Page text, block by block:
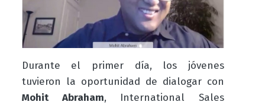
Durante el primer día, los jóvenes
tuvieron la oportunidad de dialogar con
Mohit Abraham, International Sales